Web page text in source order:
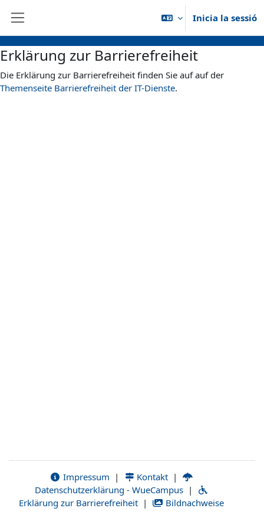
Inicia la sessió
Erklärung zur Barrierefreiheit
Die Erklärung zur Barrierefreiheit finden Sie auf auf der
Themenseite Barrierefreiheit der IT-Dienste.
Impressum | Kontakt |
Datenschutzerklärung - WueCampus |
Erklärung zur Barrierefreiheit | Bildnachweise